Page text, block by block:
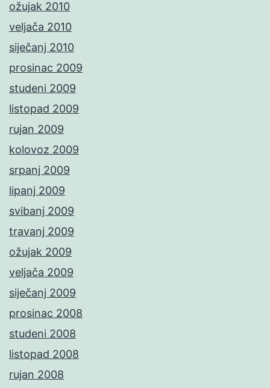
ožujak 2010
veljača 2010
siječanj 2010
prosinac 2009
studeni 2009
listopad 2009
rujan 2009
kolovoz 2009
srpanj 2009
lipanj 2009
svibanj 2009
travanj 2009
ožujak 2009
veljača 2009
siječanj 2009
prosinac 2008
studeni 2008
listopad 2008
rujan 2008